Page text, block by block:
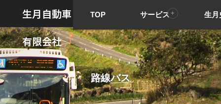
生月自動車
有限会社
TOP サービス 生月
路線バス